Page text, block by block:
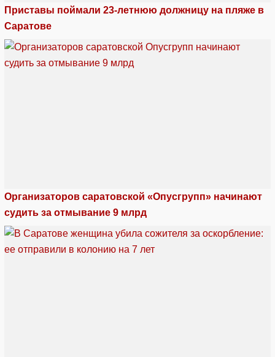
Приставы поймали 23-летнюю должницу на пляже в
Саратове
Организаторов саратовской «Опусгрупп» начинают
судить за отмывание 9 млрд